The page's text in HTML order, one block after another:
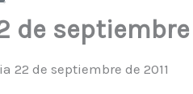
de septiembre
22 de septiembre de 2011